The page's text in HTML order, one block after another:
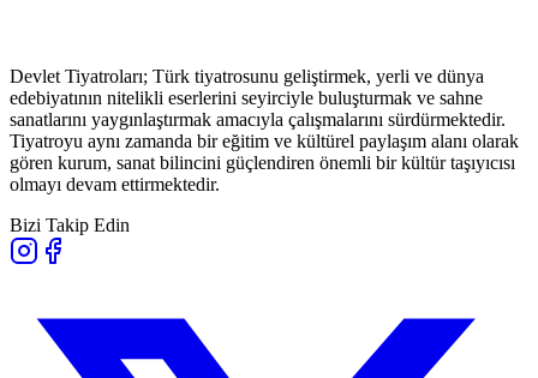
Devlet Tiyatroları; Türk tiyatrosunu geliştirmek, yerli ve dünya
edebiyatının nitelikli eserlerini seyirciyle buluşturmak ve sahne
sanatlarını yaygınlaştırmak amacıyla çalışmalarını sürdürmektedir.
Tiyatroyu aynı zamanda bir eğitim ve kültürel paylaşım alanı olarak
gören kurum, sanat bilincini güçlendiren önemli bir kültür taşıyıcısı
olmayı devam ettirmektedir.
Bizi Takip Edin